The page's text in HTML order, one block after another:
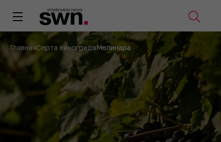
ГлавнаяСорта виноградаМолинара